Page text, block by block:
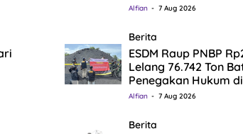
Alfian 7 Aug 2026
Berita
ESDM Raup PNBP
Lelang 76.742 Ton
Penegakan Hukum
Alfian 7 Aug 2026
Berita